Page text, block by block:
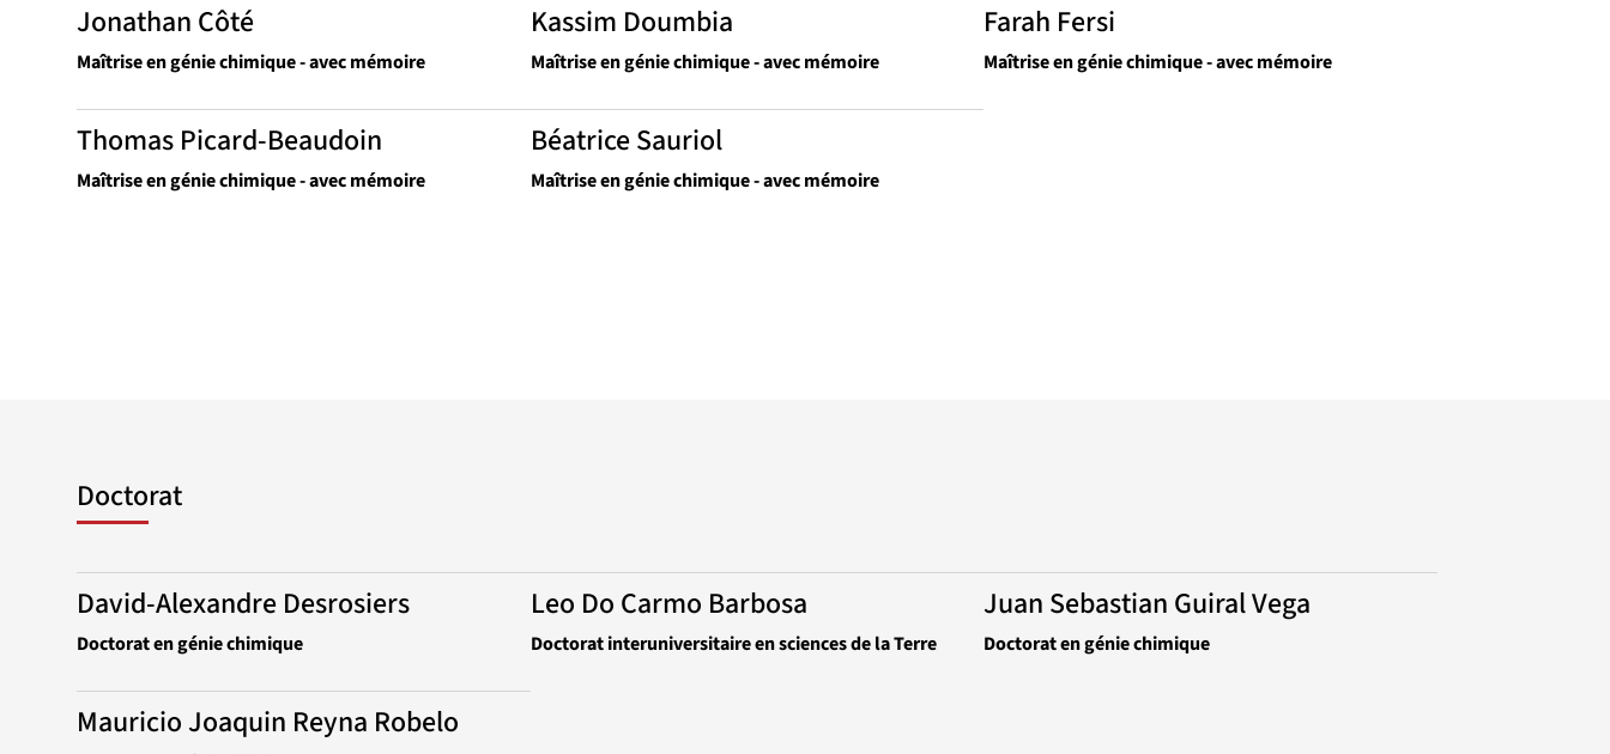
Jonathan Côté
Maîtrise en génie chimique - avec mémoire
Kassim Doumbia
Maîtrise en génie chimique - avec mémoire
Farah Fersi
Maîtrise en génie chimique - avec mémoire
Thomas Picard-Beaudoin
Maîtrise en génie chimique - avec mémoire
Béatrice Sauriol
Maîtrise en génie chimique - avec mémoire
Doctorat
David-Alexandre Desrosiers
Doctorat en génie chimique
Leo Do Carmo Barbosa
Doctorat interuniversitaire en sciences de la Terre
Juan Sebastian Guiral Vega
Doctorat en génie chimique
Mauricio Joaquin Reyna Robelo